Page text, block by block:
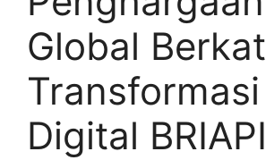
Global Berkat
Transformasi
Digital BRIAPI